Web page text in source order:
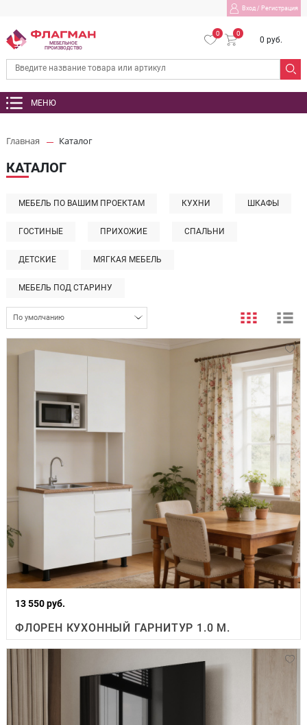
Вход/ Регистрация
МЕБЕЛЬНОЕ
ПРОИЗВОДСТВО
0 0
0 руб.
МЕНЮ
Главная Каталог
КАТАЛОГ
МЕБЕЛЬ ПО ВАШИМ ПРОЕКТАМ КУХНИ ШКАФЫ
ГОСТИНЫЕ ПРИХОЖИЕ СПАЛЬНИ
ДЕТСКИЕ МЯГКАЯ МЕБЕЛЬ
МЕБЕЛЬ ПОД СТАРИНУ
По умолчанию
13 550 руб.
ФЛОРЕН КУХОННЫЙ ГАРНИТУР 1.0 М.